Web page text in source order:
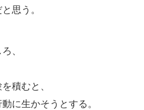
思う。
、
積むと、
に生かそうとする。